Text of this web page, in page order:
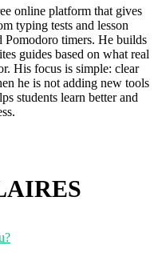
online platform that gives
typing tests and lesson
Pomodoro timers. He builds
guides based on what real
His focus is simple: clear
he is not adding new tools
students learn better and